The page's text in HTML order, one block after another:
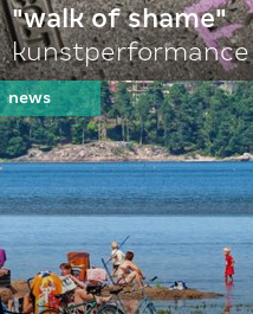
"walk of shame"
kunstperformance